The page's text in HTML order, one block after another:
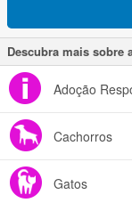
Descubra mais sobre
Adoção
Cachorros
Gatos